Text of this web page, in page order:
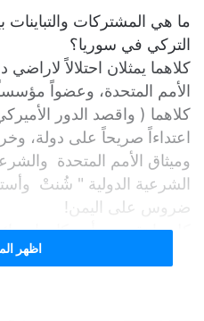
ما هي المشتركات والتباينات
التركي في سوريا؟
كلاهما يمثلان احتلالاً
الأمم المتحدة، وعضواً
كلاهما ( واقصد الدور
اعتداءاً صريحاً على دولة،
وميثاق الأمم المتحدة
الشرعية الدولية " شُنتْ
ضروس على اليمن!
كل ما تقوم به أميركا و
واغتيالات، بشكل مباشر او
اظهر